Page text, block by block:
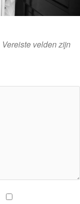
Vereiste velden zijn